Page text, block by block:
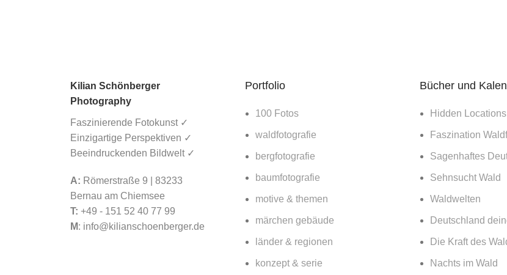
Kilian Schönberger
Photography
Faszinierende Fotokunst ✓
Einzigartige Perspektiven ✓
Beeindruckenden Bildwelt ✓
A: Römerstraße 9 | 83233
Bernau am Chiemsee
T: +49 - 151 52 40 77 99
M: info@kilianschoenberger.de
Portfolio
100 Fotos
waldfotografie
bergfotografie
baumfotografie
motive & themen
märchen gebäude
länder & regionen
konzept & serie
Bücher und
Hidden Locations
Faszination
Sagenhaftes
Sehnsucht Wald
Waldwelten
Deutschland
Die Kraft des
Nachts im Wald